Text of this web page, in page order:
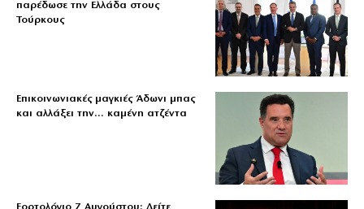
παρέδωσε την Ελλάδα στους
Τούρκους
Επικοινωνιακές μαγκιές Άδωνι μπας
και αλλάξει την… καμένη ατζέντα